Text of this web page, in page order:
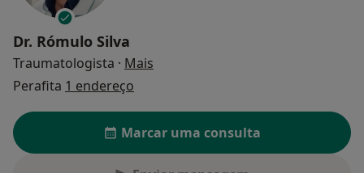
Dr. Rómulo Silva
Traumatologista · Mais
Perafita 1 endereço
Marcar uma consulta